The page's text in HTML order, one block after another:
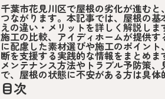
千葉市花見川区で屋根の劣化が進む
つながります。本記事では、屋根の
えの違い・メリットを詳しく解説し
施工の比較、アイディホームが提供
に配慮した素材選びや施工のポイン
断を支援する実践的な情報をまとめ
メンテナンス方法やトラブル予防策
で、屋根の状態に不安がある方は具
目次